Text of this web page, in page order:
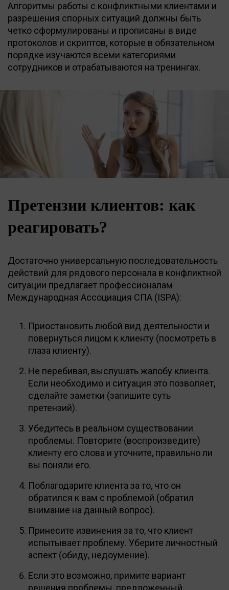
Алгоритмы работы с конфликтными клиентами и
разрешения спорных ситуаций должны быть
четко сформулированы и прописаны в виде
протоколов и скриптов, которые в обязательном
порядке изучаются всеми категориями
сотрудников и отрабатываются на тренингах.
Претензии клиентов: как
реагировать?
Достаточно универсальную последовательность
действий для рядового персонала в конфликтной
ситуации предлагает профессионалам
Международная Ассоциация СПА (ISPA):
Приостановить любой вид деятельности и
повернуться лицом к клиенту (посмотреть в
глаза клиенту).
Не перебивая, выслушать жалобу клиента.
Если необходимо и ситуация это позволяет,
сделайте заметки (запишите суть
претензий).
Убедитесь в реальном существовании
проблемы. Повторите (воспроизведите)
клиенту его слова и уточните, правильно ли
вы поняли его.
Поблагодарите клиента за то, что он
обратился к вам с проблемой (обратил
внимание на данный вопрос).
Принесите извинения за то, что клиент
испытывает проблему. Уберите личностный
аспект (обиду, недоумение).
Если это возможно, примите вариант